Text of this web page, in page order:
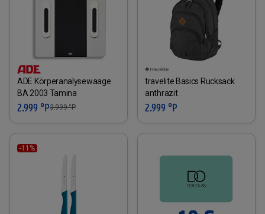
ADE Körperanalysewaage
BA 2003 Tamina
2.999 °P3.999°P
travelite Basics Rucksack
anthrazit
2.999 °P
-11%